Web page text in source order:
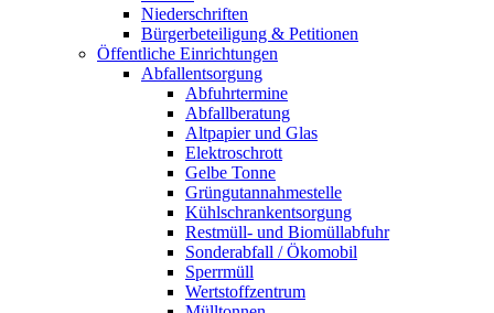
Niederschriften
Bürgerbeteiligung & Petitionen
Öffentliche Einrichtungen
Abfallentsorgung
Abfuhrtermine
Abfallberatung
Altpapier und Glas
Elektroschrott
Gelbe Tonne
Grüngutannahmestelle
Kühlschrankentsorgung
Restmüll- und Biomüllabfuhr
Sonderabfall / Ökomobil
Sperrmüll
Wertstoffzentrum